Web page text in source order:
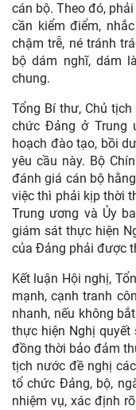
cán bộ. Theo đó,
cần kiểm điểm,
chậm trễ, né tránh
bộ dám nghĩ, dám
chung.
Tổng Bí thư, Chủ
chức Đảng ở Trung
hoạch đào tạo, bồi
yêu cầu này. Bộ
đánh giá cán bộ
việc thì phải kịp thời
Trung ương và Ủy
giám sát thực hiện
của Đảng phải được
Kết luận Hội nghị,
mạnh, cạnh tranh
nhanh, nếu không
thực hiện Nghị quyết
đồng thời bảo đảm
tịch nước đề nghị
tổ chức Đảng, bộ,
nhiệm vụ, xác định